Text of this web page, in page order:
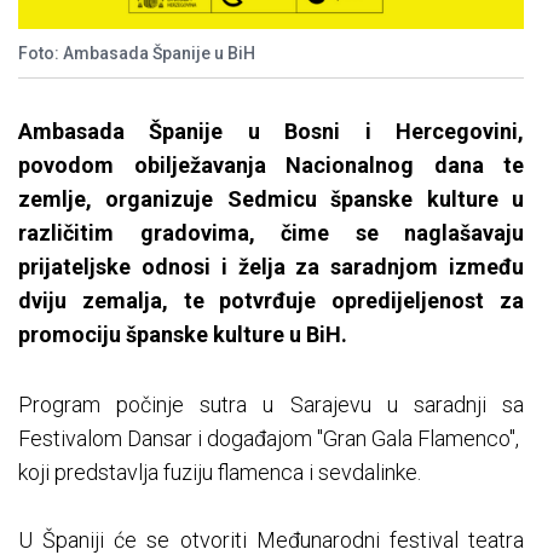
Foto: Ambasada Španije u BiH
Ambasada Španije u Bosni i Hercegovini,
povodom obilježavanja Nacionalnog dana te
zemlje, organizuje Sedmicu španske kulture u
različitim gradovima, čime se naglašavaju
prijateljske odnosi i želja za saradnjom između
dviju zemalja, te potvrđuje opredijeljenost za
promociju španske kulture u BiH.
Program počinje sutra u Sarajevu u saradnji sa
Festivalom Dansar i događajom "Gran Gala Flamenco",
koji predstavlja fuziju flamenca i sevdalinke.
U Španiji će se otvoriti Međunarodni festival teatra